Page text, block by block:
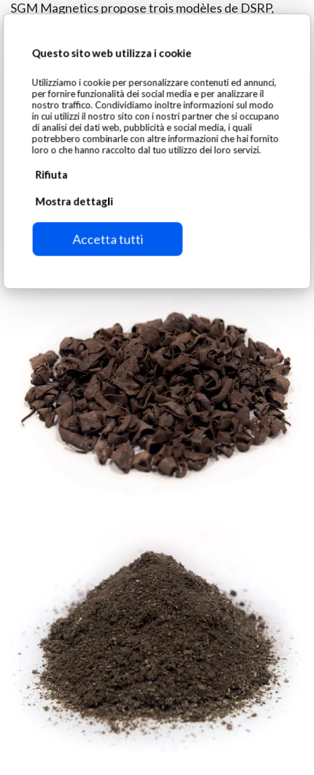
Questo sito web utilizza i cookie
Utilizziamo i cookie per personalizzare contenuti ed annunci,
per fornire funzionalità dei social media e per analizzare il
nostro traffico. Condividiamo inoltre informazioni sul modo
in cui utilizzi il nostro sito con i nostri partner che si occupano
di analisi dei dati web, pubblicità e social media, i quali
potrebbero combinarle con altre informazioni che hai fornito
loro o che hanno raccolto dal tuo utilizzo dei loro servizi.
Rifiuta
Mostra dettagli
Accetta tutti
SGM Magnetics propose trois modèles de DSRP,
par heure). Le débit réel dépend de la densité du
contient.
Produit traité